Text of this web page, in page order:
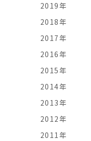
2019年
2018年
2017年
2016年
2015年
2014年
2013年
2012年
2011年